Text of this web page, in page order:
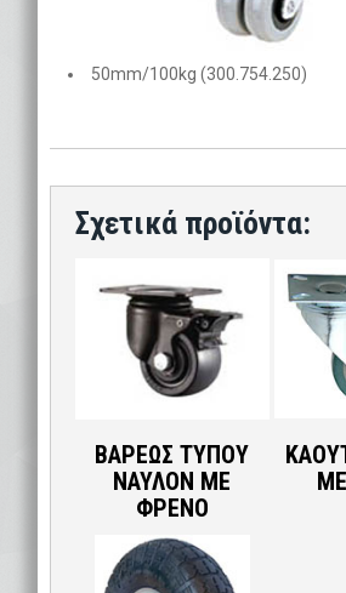
50mm/100kg (300.754.250)
ΒΑΡΕΩΣ ΤΥΠΟΥ
ΝΑΥΛΟΝ ΜΕ
ΦΡΕΝΟ